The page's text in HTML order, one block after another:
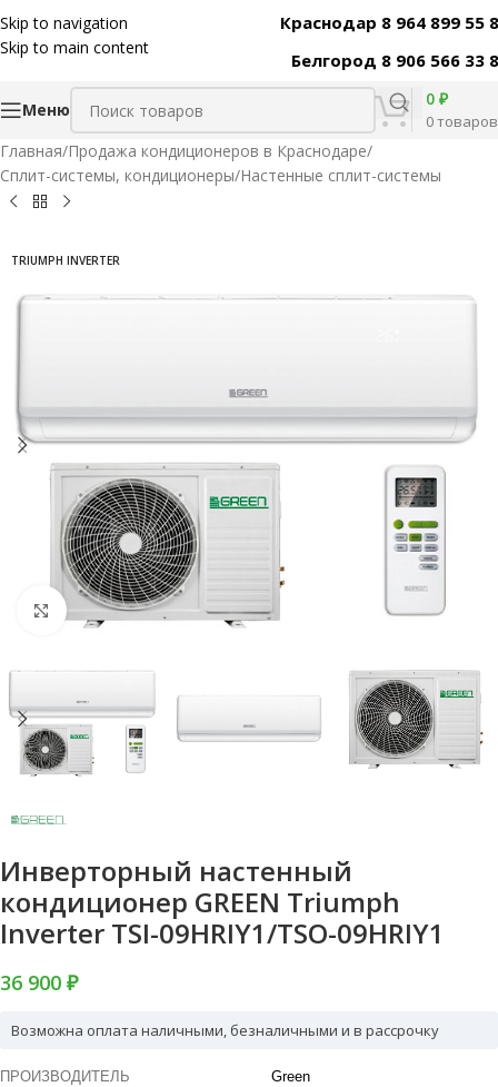
Skip to navigation
Skip to main content
Краснодар 8 964 899 55
Белгород 8 906 566 33
Меню
0товаров
0 ₽
Главная/Продажа кондиционеров в Краснодаре/
Сплит-системы, кондиционеры/Настенные сплит-системы
Код товара:29794
TRIUMPH INVERTER
Нажмите, чтобы увеличить
Инверторный настенный
кондиционер GREEN Triumph
Inverter TSI-09HRIY1/TSO-09HRIY1
36 900 ₽
Возможна оплата наличными, безналичными и в рассрочку
ПРОИЗВОДИТЕЛЬ Green